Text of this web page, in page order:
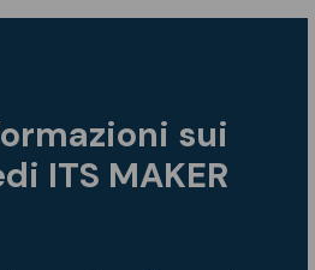
sui
ITS MAKER